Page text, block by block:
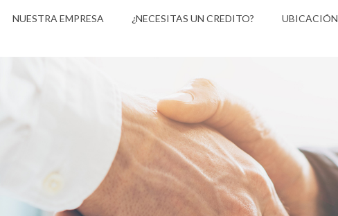
NUESTRA EMPRESA ¿NECESITAS UN CREDITO? UBICACIÓN